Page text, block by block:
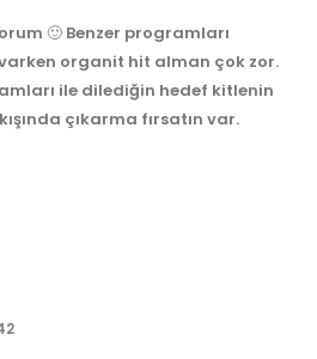
🙂 Benzer programları
organit hit alman çok zor.
ile dilediğin hedef kitlenin
çıkarma fırsatın var.